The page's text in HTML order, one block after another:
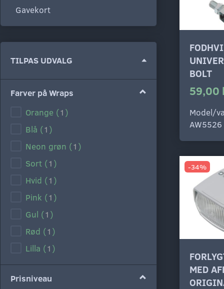
Gavekort
TILPAS UDVALG
Farver på Wraps
Orange (1 )
Blå (1 )
Neon grøn (1 )
Sort (1 )
Hvid (1 )
Pink (1 )
Gul (1 )
Rød (1 )
Lilla (1 )
Prisniveau
BOLT
59,00
Model/
AW5526
-34%
MED